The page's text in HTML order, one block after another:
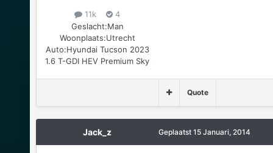
11k
4
Geslacht:Man
Woonplaats:Utrecht
Auto:Hyundai Tucson 2023
1.6 T-GDI HEV Premium Sky
Quote
Jack_z Geplaatst 15 Januari, 2014